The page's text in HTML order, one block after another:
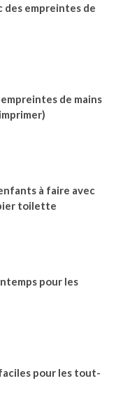
des empreintes de
de mains
à faire avec
toilette
pour les
pour les tout-